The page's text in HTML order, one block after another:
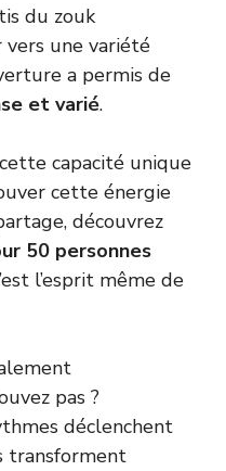
du zouk
une variété
a permis de
et varié.
capacité unique
cette énergie
découvrez
50 personnes
l’esprit même de
pas ?
déclenchent
transforment